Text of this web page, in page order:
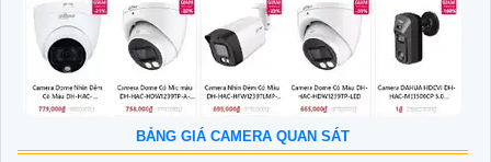
BẢNG GIÁ CAMERA QUAN SÁT